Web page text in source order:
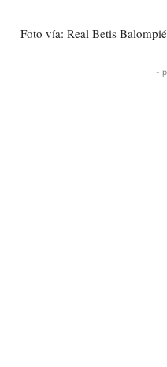
Foto vía: Real Betis
-